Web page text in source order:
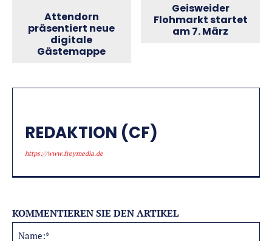
Attendorn
präsentiert neue
digitale
Gästemappe
Geisweider
Flohmarkt startet
am 7. März
REDAKTION (CF)
https://www.freymedia.de
KOMMENTIEREN SIE DEN ARTIKEL